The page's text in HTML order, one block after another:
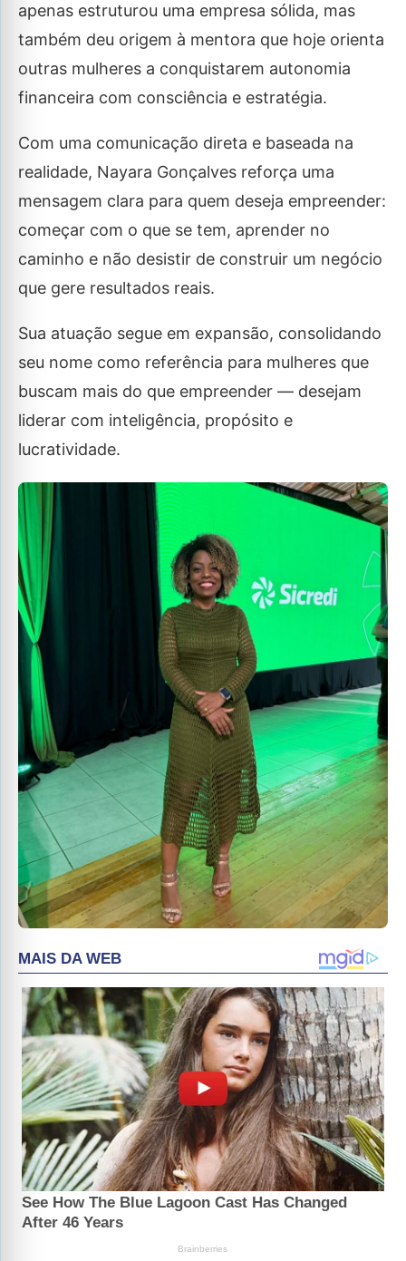
apenas estruturou uma empresa sólida, mas
também deu origem à mentora que hoje orienta
outras mulheres a conquistarem autonomia
financeira com consciência e estratégia.
Com uma comunicação direta e baseada na
realidade, Nayara Gonçalves reforça uma
mensagem clara para quem deseja empreender:
começar com o que se tem, aprender no
caminho e não desistir de construir um negócio
que gere resultados reais.
Sua atuação segue em expansão, consolidando
seu nome como referência para mulheres que
buscam mais do que empreender — desejam
liderar com inteligência, propósito e
lucratividade.